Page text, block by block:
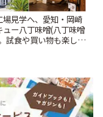
場見学へ、愛知・岡崎
ュー八丁味噌(八丁味噌
試食や買い物も楽しみ